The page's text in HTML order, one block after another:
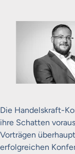
Die Handelskraft-
ihre Schatten
Vorträgen
erfolgreichen